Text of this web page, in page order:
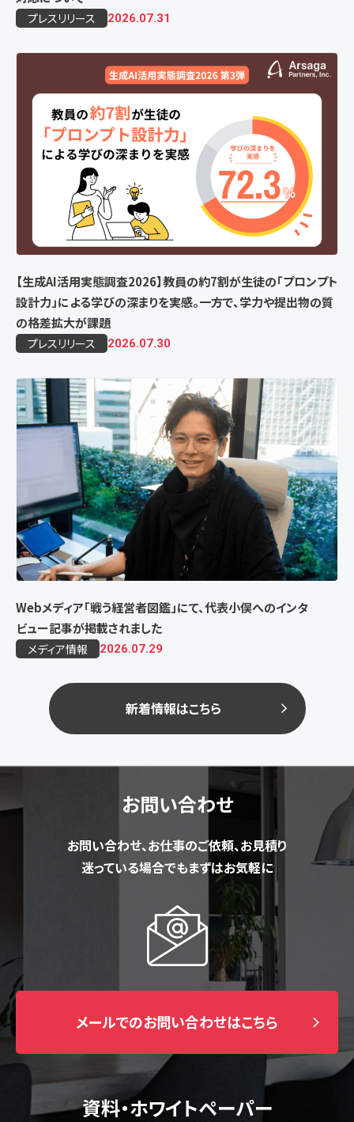
プレスリリース 2026.07.31
【生成AI活用実態調査2026】教員の約7割が生徒の「プロンプト
設計力」による学びの深まりを実感。一方で、学力や提出物の質
の格差拡大が課題
プレスリリース 2026.07.30
Webメディア「戦う経営者図鑑」にて、代表小俣へのインタ
ビュー記事が掲載されました
メディア情報 2026.07.29
新着情報はこちら
お問い合わせ
お問い合わせ、お仕事のご依頼、お見積り
迷っている場合でもまずはお気軽に
メールでのお問い合わせはこちら
資料・ホワイトペーパー